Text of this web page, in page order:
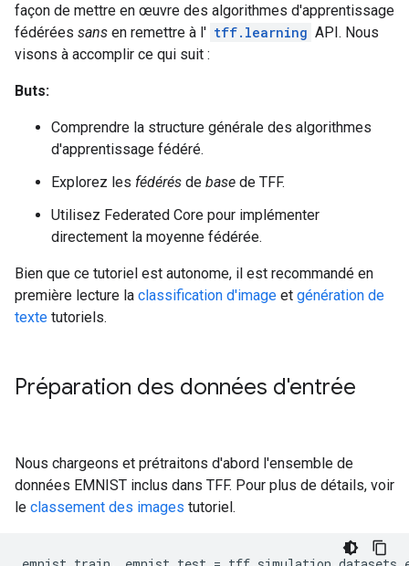
façon de mettre en œuvre des algorithmes d'apprentissage
fédérées sans en remettre à l' tff.learning API. Nous
visons à accomplir ce qui suit :
Buts:
Comprendre la structure générale des algorithmes
d'apprentissage fédéré.
Explorez les fédérés de base de TFF.
Utilisez Federated Core pour implémenter
directement la moyenne fédérée.
Bien que ce tutoriel est autonome, il est recommandé en
première lecture la classification d'image et génération de
texte tutoriels.
Préparation des données d'entrée
Nous chargeons et prétraitons d'abord l'ensemble de
données EMNIST inclus dans TFF. Pour plus de détails, voir
le classement des images tutoriel.